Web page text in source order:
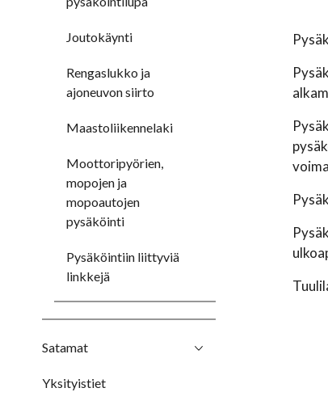
Joutokäynti
Rengaslukko ja
ajoneuvon siirto
Maastoliikennelaki
Moottoripyörien,
mopojen ja
mopoautojen
pysäköinti
Pysäköintiin liittyviä
linkkejä
Satamat
Yksityistiet